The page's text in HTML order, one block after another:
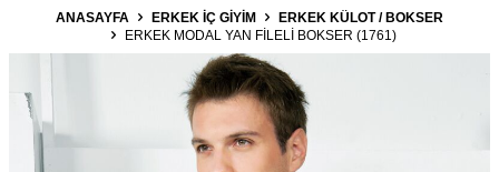
ANASAYFA ERKEK İÇ GIYIM
ERKEK KÜLOT / BOKSER
ERKEK MODAL YAN FILELI BOKSER (1761)